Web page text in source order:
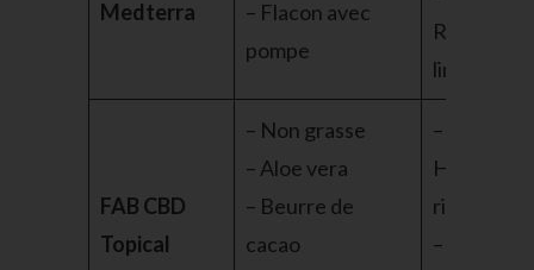
Medterra
– Flacon avec
pompe
limitées
FAB CBD
Topical
– Non grasse
– Aloe vera
– Beurre de
cacao
–
riche
–